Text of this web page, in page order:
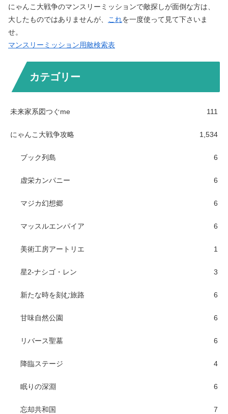
にゃんこ大戦争のマンスリーミッションで敵探しが面倒な方は、
大したものではありませんが、 これを一度使って見て下さいま
せ。
マンスリーミッション用敵検索表
カテゴリー
未来家系図つぐme 111
にゃんこ大戦争攻略 1,534
ブック列島 6
虚栄カンパニー 6
マジカ幻想郷 6
マッスルエンパイア 6
美術工房アートリエ 1
星2-ナシゴ・レン 3
新たな時を刻む旅路 6
甘味自然公園 6
リバース聖墓 6
降臨ステージ 4
眠りの深淵 6
忘却共和国 7